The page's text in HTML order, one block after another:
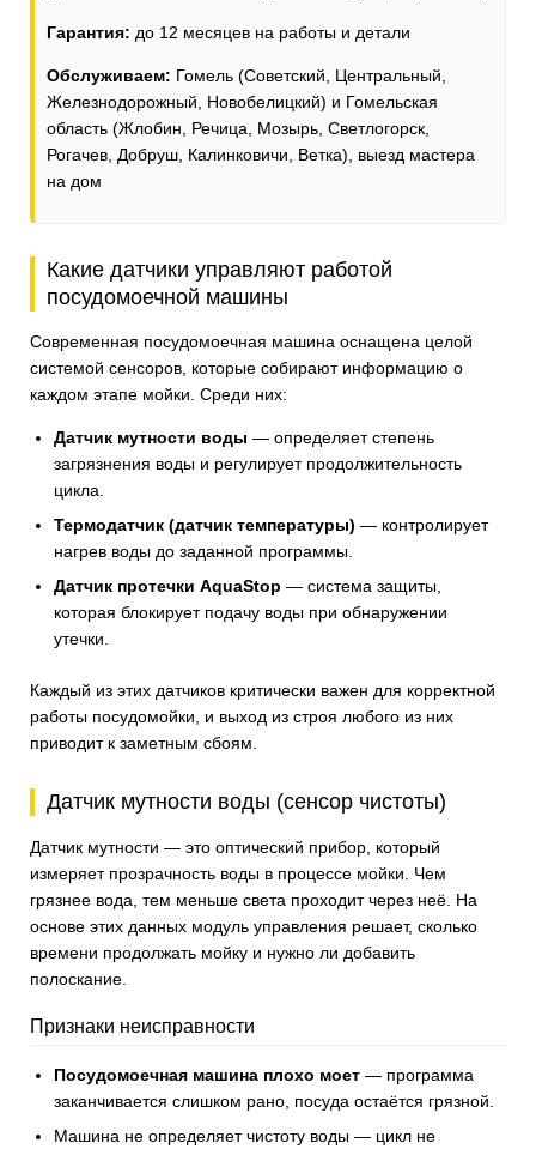
Гарантия: до 12 месяцев на работы и детали
Обслуживаем: Гомель (Советский, Центральный,
Железнодорожный, Новобелицкий) и Гомельская
область (Жлобин, Речица, Мозырь, Светлогорск,
Рогачев, Добруш, Калинковичи, Ветка), выезд мастера
на дом
Какие датчики управляют работой
посудомоечной машины
Современная посудомоечная машина оснащена целой
системой сенсоров, которые собирают информацию о
каждом этапе мойки. Среди них:
Датчик мутности воды — определяет степень
загрязнения воды и регулирует продолжительность
цикла.
Термодатчик (датчик температуры) — контролирует
нагрев воды до заданной программы.
Датчик протечки AquaStop — система защиты,
которая блокирует подачу воды при обнаружении
утечки.
Каждый из этих датчиков критически важен для корректной
работы посудомойки, и выход из строя любого из них
приводит к заметным сбоям.
Датчик мутности воды (сенсор чистоты)
Датчик мутности — это оптический прибор, который
измеряет прозрачность воды в процессе мойки. Чем
грязнее вода, тем меньше света проходит через неё. На
основе этих данных модуль управления решает, сколько
времени продолжать мойку и нужно ли добавить
полоскание.
Признаки неисправности
Посудомоечная машина плохо моет — программа
заканчивается слишком рано, посуда остаётся грязной.
Машина не определяет чистоту воды — цикл не